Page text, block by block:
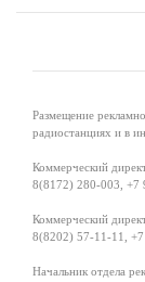
Размещение
радиостанциях и в
Коммерческий
8(8172) 280-003, +7
Коммерческий
8(8202) 57-11-11,
Начальник отдела